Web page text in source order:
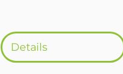
Details